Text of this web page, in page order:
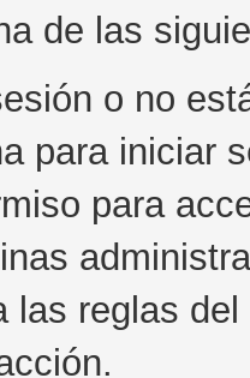
de las
o no
para iniciar
para
las reglas